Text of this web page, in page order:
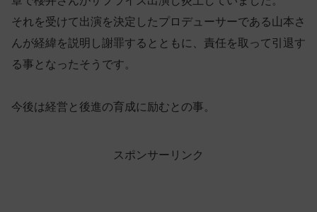
それを受けて出演を決定したプロデューサーである山本さ
んが経緯を説明し謝罪するとともに、責任を取って引退す
る事となったそうです。
今後は経営と後進の育成に励むとの事。
スポンサーリンク